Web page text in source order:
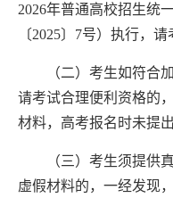
2026年普通高校招生统
〔2025〕 7号）执行，请
（二）考生如符合
请考试合理便利资格的
材料，高考报名时未提
（三）考生须提供
虚假材料的，一经发现